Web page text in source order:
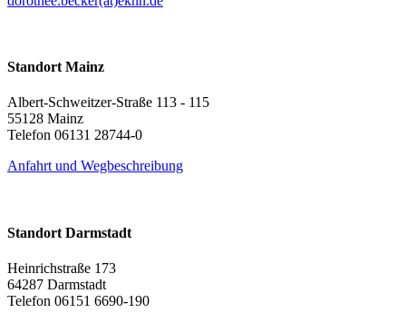
Standort Mainz
Albert-Schweitzer-Straße 113 - 115
55128 Mainz
Telefon 06131 28744-0
Anfahrt und Wegbeschreibung
Standort Darmstadt
Heinrichstraße 173
64287 Darmstadt
Telefon 06151 6690-190